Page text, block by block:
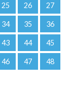
25 26 27
34 35 36
43 44 45
46 47 48